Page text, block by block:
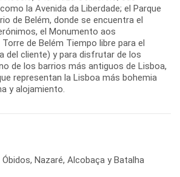
la Avenida da Liberdade; el Parque
de Belém, donde se encuentra el
el Monumento aos
de Belém Tiempo libre para el
del cliente) y para disfrutar de los
de los barrios más antiguos de Lisboa,
representan la Lisboa más bohemia
Nazaré, Alcobaça y Batalha